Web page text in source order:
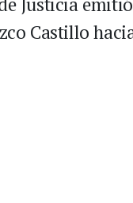
Castillo